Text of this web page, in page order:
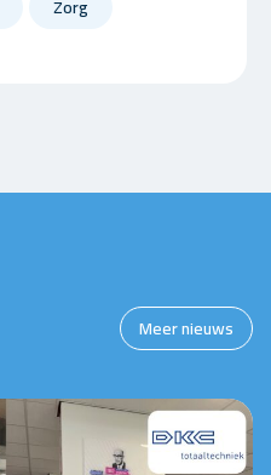
Zorg
Meer nieuws